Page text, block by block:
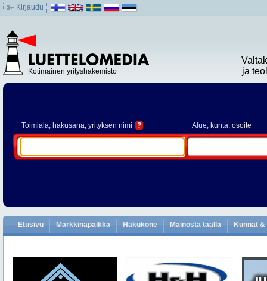
Kirjaudu
Kotimainen yrityshakemisto
ja
Toimiala, hakusana, yrityksen nimi ? Alue, kunta, osoite
Etusivu Markkinapaikka Hakukone Mainosta täällä Kunnat